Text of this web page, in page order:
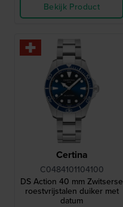
Bekijk Product
Certina
C0484101104100
DS Action 40 mm Zwitserse
roestvrijstalen duiker met
datum